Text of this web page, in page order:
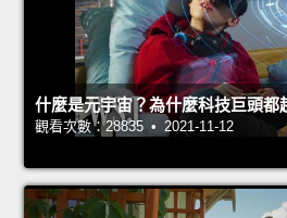
什麼是元宇宙？為什麼科技巨頭都
觀看次數：28835 • 2021-11-12